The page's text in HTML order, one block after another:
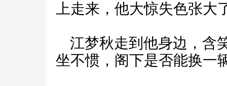
上走来，他大惊失色张
江梦秋走到他身边，含
坐不惯，阁下是否能换一